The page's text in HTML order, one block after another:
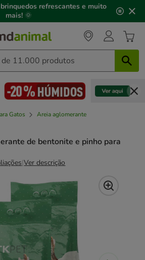
refrescantes e muito
mais! 🌞
Gatos Areia aglomerante
de bentonite e pinho para
|Ver descrição